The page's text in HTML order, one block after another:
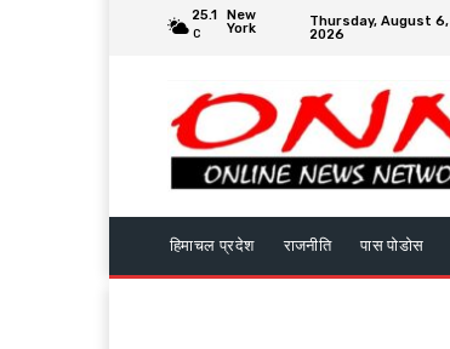
25.1
C
New
York
Thursday, August 6,
2026
हिमाचल प्रदेश राजनीति पास पोडोस